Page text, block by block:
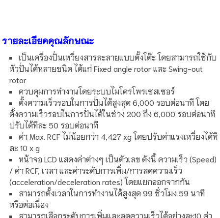
รายละเอียดคุณลักษณะ
เป็นเครื่องปั่นเหวี่ยงสารละลายแบบตั้งโต๊ะ โดยสามารถใช้กับ
หัวปั่นได้หลายชนิด ได้แก่ Fixed angle rotor และ Swing-out
rotor
ควบคุมการทำงานโดยระบบไมโครโพรเซสเซอร์
ตั้งความเร็วรอบในการปั่นได้สูงสุด 6,000 รอบต่อนาที โดย
ตั้งความเร็วรอบในการปั่นได้ในช่วง 200 ถึง 6,000 รอบต่อนาที
ปรับได้ทีละ 50 รอบต่อนาที
ค่า Max. RCF ไม่น้อยกว่า 4,427 xg โดยปรับค่าแรงเหวี่ยงได้ที
ละ 10 x g
หน้าจอ LCD แสดงค่าต่างๆ เป็นตัวเลข ดังนี้ ความเร็ว (Speed)
/ ค่า RCF, เวลา และค่าระดับการเพิ่ม/การลดความเร็ว
(acceleration/deceleration rates) โดยแยกออกจากกัน
สามารถตั้งเวลาในการทำงานได้สูงสุด 99 ชั่วโมง 59 นาที
หรือต่อเนื่อง
สามารถเลือกระดับการเพิ่มและลดความเร็วได้อย่างละ10 ค่า